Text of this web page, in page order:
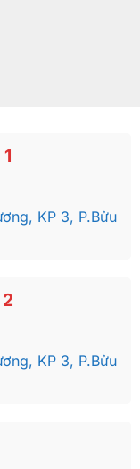
KP 3, P.Bửu
KP 3, P.Bửu